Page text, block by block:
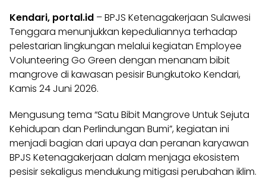
Kendari, portal.id – BPJS Ketenagakerjaan Sulawesi
Tenggara menunjukkan kepeduliannya terhadap
pelestarian lingkungan melalui kegiatan Employee
Volunteering Go Green dengan menanam bibit
mangrove di kawasan pesisir Bungkutoko Kendari,
Kamis 24 Juni 2026.
Mengusung tema “Satu Bibit Mangrove Untuk Sejuta
Kehidupan dan Perlindungan Bumi”, kegiatan ini
menjadi bagian dari upaya dan peranan karyawan
BPJS Ketenagakerjaan dalam menjaga ekosistem
pesisir sekaligus mendukung mitigasi perubahan iklim.